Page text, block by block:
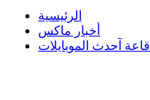
الرئيسية
أخبار ماكس
قاعة آحدث الموبايلات